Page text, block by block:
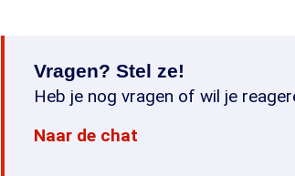
Vragen? Stel ze!
Heb je nog vragen of wil je
Naar de chat